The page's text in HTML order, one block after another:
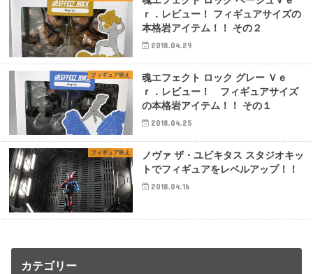
ｒ．レビュー！ フィギュアサイズの
本格岩アイテム！！ その２
2018.04.29
フィギュア映え
魂エフェクト ロック グレー Ｖｅ
ｒ．レビュー！ フィギュアサイズ
の本格岩アイテム！！ その１
2018.04.25
フィギュア映え
ノヴァ ザ・ユビキタス スタジオキッ
トでフィギュアをレベルアップ！！
2018.04.16
カテゴリー